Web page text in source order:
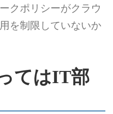
クポリシーがクラウ
を制限していないか
てはIT部